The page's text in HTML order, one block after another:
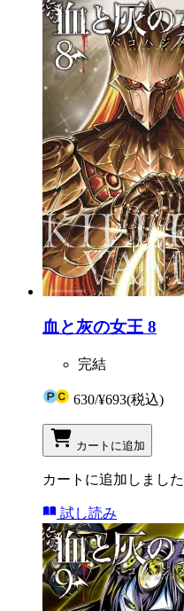
血と灰の女王 8
完結
630/¥693(税込)
カートに追加
カートに追加しました
試し読み